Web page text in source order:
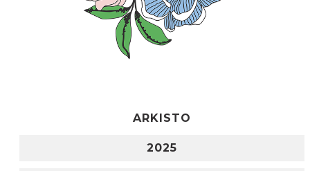
ARKISTO
2025